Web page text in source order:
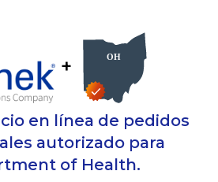
+
en línea de pedidos
autorizado para
of Health.